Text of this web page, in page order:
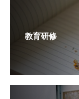
教育研修